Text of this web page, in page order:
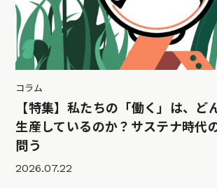
コラム
【特集】私たちの「働く」は、ど
生産しているのか？サステナ時代
問う
2026.07.22